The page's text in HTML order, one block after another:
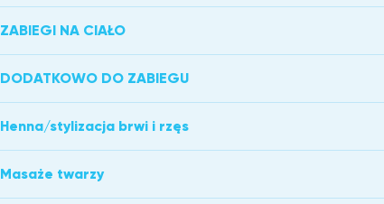
ZABIEGI NA CIAŁO
DODATKOWO DO ZABIEGU
Henna/stylizacja brwi i rzęs
Masaże twarzy